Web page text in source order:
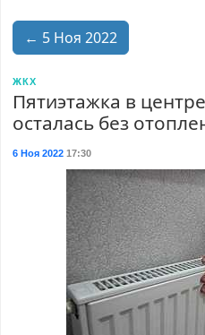
← 5 Ноя 2022
ЖКХ
Пятиэтажка в
осталась без
6 Ноя 202217:30